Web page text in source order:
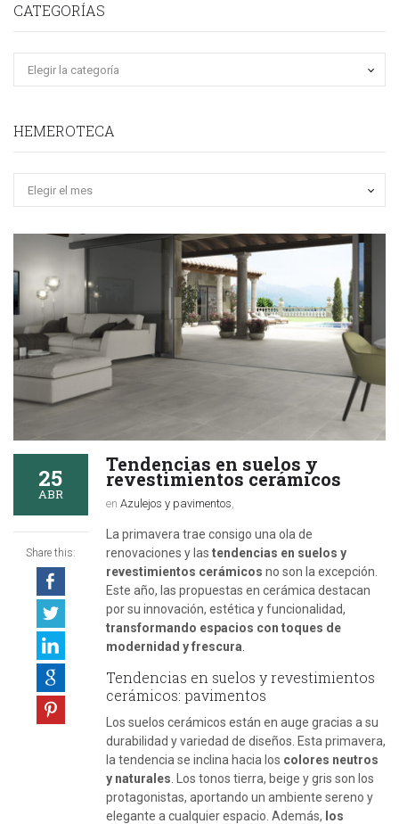
CATEGORÍAS
HEMEROTECA
25
ABR
Share this:
Tendencias en suelos y
revestimientos cerámicos
en Azulejos y pavimentos
La primavera trae consigo una ola de
renovaciones y las tendencias en suelos y
revestimientos cerámicos no son la excepción.
Este año, las propuestas en cerámica destacan
por su innovación, estética y funcionalidad,
transformando espacios con toques de
modernidad y frescura
Tendencias en suelos y revestimientos
cerámicos: pavimentos
Los suelos cerámicos están en auge gracias a su
durabilidad y variedad de diseños. Esta primavera,
la tendencia se inclina hacia los colores neutros
y naturales . Los tonos tierra, beige y gris son los
protagonistas, aportando un ambiente sereno y
elegante a cualquier espacio. Además, los